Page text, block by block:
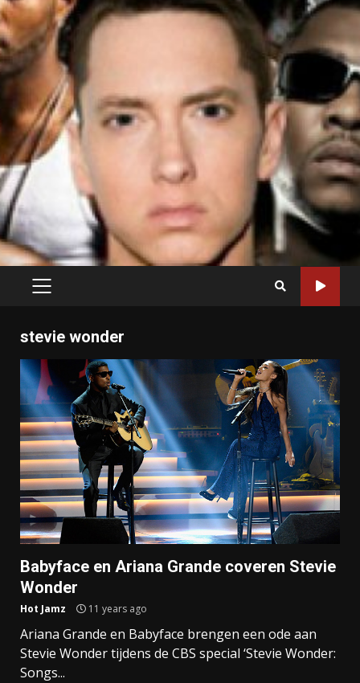
PRIMARY
stevie wonder
Babyface en Ariana Grande coveren Stevie
Wonder
Hot Jamz 11 years ago
Ariana Grande en Babyface brengen een ode aan
Stevie Wonder tijdens de CBS special ‘Stevie Wonder:
Songs...